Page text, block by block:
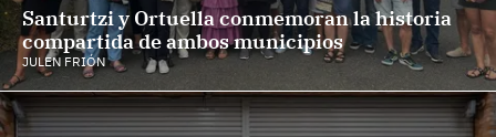
Santurtzi y Ortuella conmemoran la historia
compartida de ambos municipios
JULEN FRIÓN